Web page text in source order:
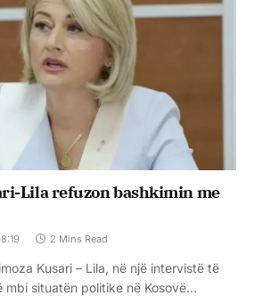
Lila refuzon bashkimin me
2 Mins Read
Kusari – Lila, në një intervistë të
situatën politike në Kosovë…